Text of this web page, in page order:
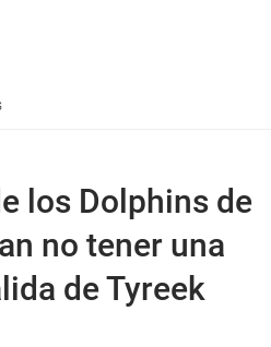
los Dolphins de
no tener una
de Tyreek